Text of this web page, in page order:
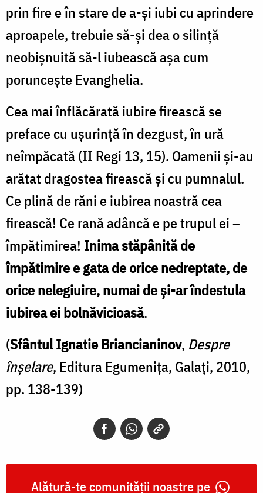
prin fire e în stare de a-şi iubi cu aprindere
aproapele, trebuie să-şi dea o silinţă
neobişnuită să-l iubească aşa cum
porunceşte Evanghelia.
Cea mai înflăcărată iubire firească se
preface cu uşurinţă în dezgust, în ură
neîmpăcată (II Regi 13, 15). Oamenii şi-au
arătat dragostea firească şi cu pumnalul.
Ce plină de răni e iubirea noastră cea
firească! Ce rană adâncă e pe trupul ei –
împătimirea! Inima stăpânită de
împătimire e gata de orice nedreptate, de
orice nelegiuire, numai de şi-ar îndestula
iubirea ei bolnăvicioasă.
(Sfântul Ignatie Briancianinov, Despre
înșelare, Editura Egumenița, Galați, 2010,
pp. 138-139)
Alătură-te comunității noastre pe